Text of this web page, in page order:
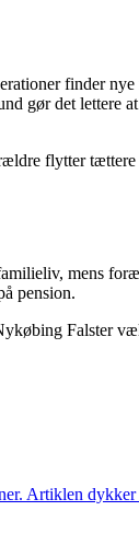
finder
gør det lettere
flytter
mens
pension.
Falster
Artiklen